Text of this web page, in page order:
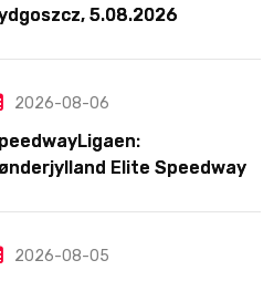
5.08.2026
2026-08-06
Elite Speedway
2026-08-05